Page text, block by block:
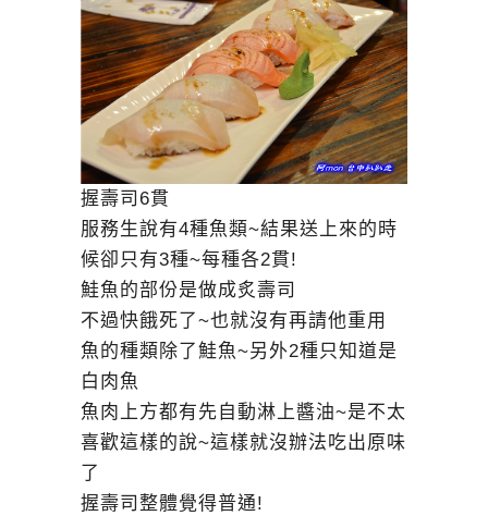
握壽司6貫
服務生說有4種魚類~結果送上來的時
候卻只有3種~每種各2貫!
鮭魚的部份是做成炙壽司
不過快餓死了~也就沒有再請他重用
魚的種類除了鮭魚~另外2種只知道是
白肉魚
魚肉上方都有先自動淋上醬油~是不太
喜歡這樣的說~這樣就沒辦法吃出原味
了
握壽司整體覺得普通!